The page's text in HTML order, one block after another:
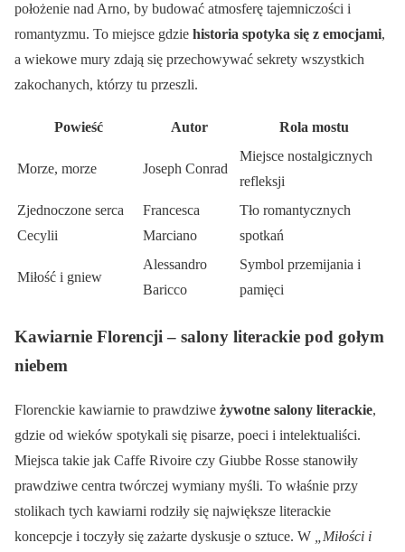
położenie nad Arno, by budować atmosferę tajemniczości i
romantyzmu. To miejsce gdzie historia spotyka się z emocjami,
a wiekowe mury zdają się przechowywać sekrety wszystkich
zakochanych, którzy tu przeszli.
Powieść Autor Rola mostu
Morze, morze Joseph Conrad
Miejsce nostalgicznych
refleksji
Zjednoczone serca
Cecylii
Francesca
Marciano
Tło romantycznych
spotkań
Miłość i gniew
Alessandro
Baricco
Symbol przemijania i
pamięci
Kawiarnie Florencji – salony literackie pod gołym
niebem
Florenckie kawiarnie to prawdziwe żywotne salony literackie,
gdzie od wieków spotykali się pisarze, poeci i intelektualiści.
Miejsca takie jak Caffe Rivoire czy Giubbe Rosse stanowiły
prawdziwe centra twórczej wymiany myśli. To właśnie przy
stolikach tych kawiarni rodziły się największe literackie
koncepcje i toczyły się zażarte dyskusje o sztuce. W
„Miłości i